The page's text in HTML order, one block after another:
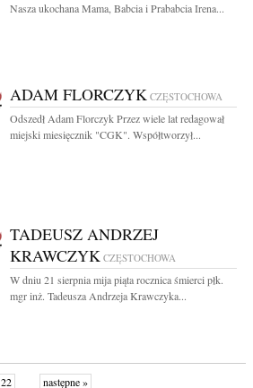
Nasza ukochana Mama, Babcia i Prababcia Irena...
ADAM FLORCZYK CZĘSTOCHOWA
Odszedł Adam Florczyk Przez wiele lat redagował
miejski miesięcznik "CGK". Współtworzył...
TADEUSZ ANDRZEJ
KRAWCZYK CZĘSTOCHOWA
W dniu 21 sierpnia mija piąta rocznica śmierci płk.
mgr inż. Tadeusza Andrzeja Krawczyka...
22 następne »